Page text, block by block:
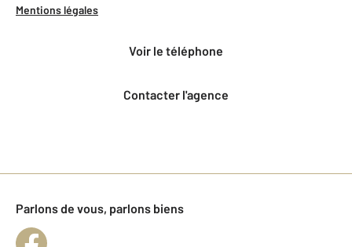
Mentions légales
voir le téléphone
Contacter l'agence
Parlons de vous, parlons biens